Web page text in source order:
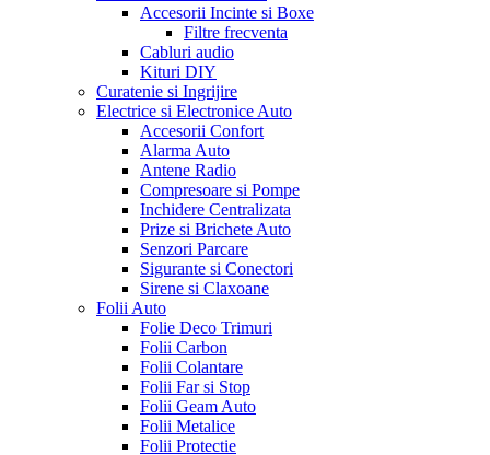
Accesorii Incinte si Boxe
Filtre frecventa
Cabluri audio
Kituri DIY
Curatenie si Ingrijire
Electrice si Electronice Auto
Accesorii Confort
Alarma Auto
Antene Radio
Compresoare si Pompe
Inchidere Centralizata
Prize si Brichete Auto
Senzori Parcare
Sigurante si Conectori
Sirene si Claxoane
Folii Auto
Folie Deco Trimuri
Folii Carbon
Folii Colantare
Folii Far si Stop
Folii Geam Auto
Folii Metalice
Folii Protectie